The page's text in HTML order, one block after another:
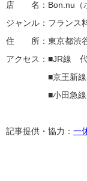
店 名：Bon.nu（ボ
ジャンル：フランス
住 所：東京都渋谷
アクセス：■JR線
■京王新線
■小田急線
記事提供・協力： 一